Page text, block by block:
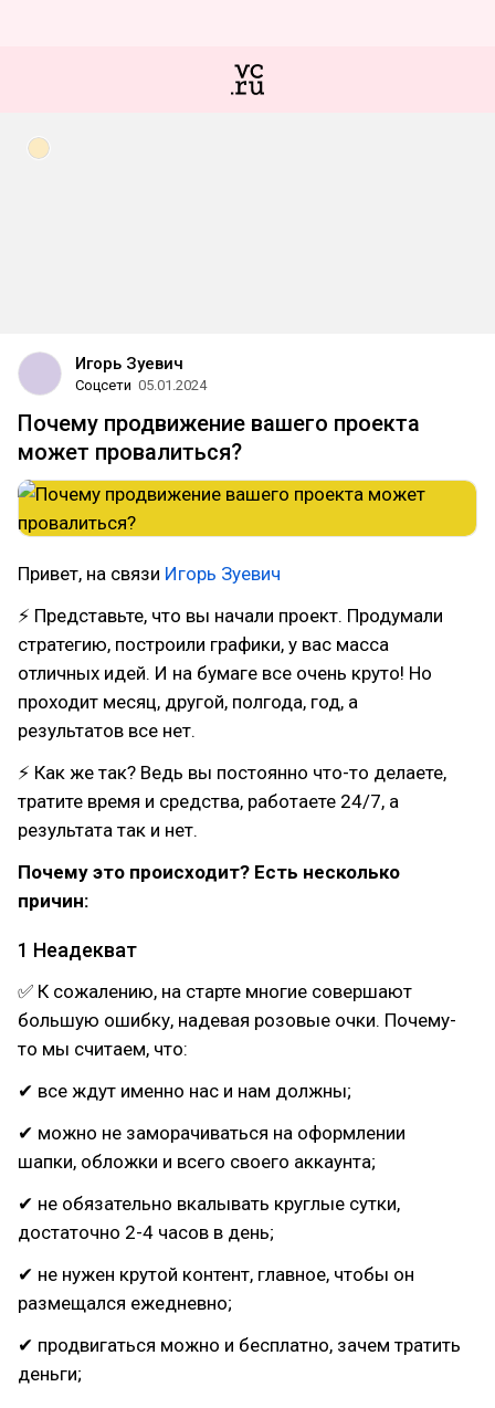
Игорь Зуевич
Соцсети 05.01.2024
Почему продвижение вашего проекта
может провалиться?
Привет, на связи Игорь Зуевич
⚡ Представьте, что вы начали проект. Продумали
стратегию, построили графики, у вас масса
отличных идей. И на бумаге все очень круто! Но
проходит месяц, другой, полгода, год, а
результатов все нет.
⚡ Как же так? Ведь вы постоянно что-то делаете,
тратите время и средства, работаете 24/7, а
результата так и нет.
Почему это происходит? Есть несколько
причин:
1 Неадекват
✅ К сожалению, на старте многие совершают
большую ошибку, надевая розовые очки. Почему-
то мы считаем, что:
✔ все ждут именно нас и нам должны;
✔ можно не заморачиваться на оформлении
шапки, обложки и всего своего аккаунта;
✔ не обязательно вкалывать круглые сутки,
достаточно 2-4 часов в день;
✔ не нужен крутой контент, главное, чтобы он
размещался ежедневно;
✔ продвигаться можно и бесплатно, зачем тратить
деньги;